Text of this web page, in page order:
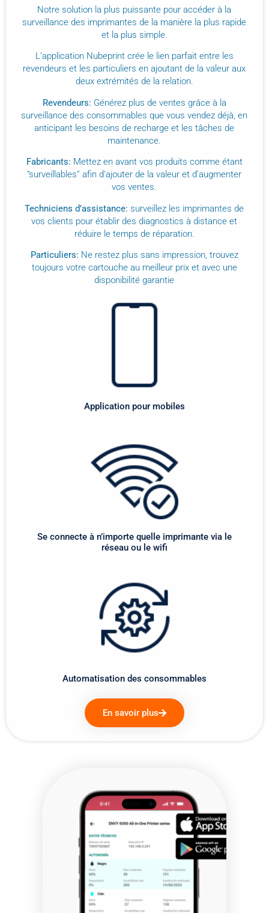
Notre solution la plus puissante pour accéder à la
surveillance des imprimantes de la manière la plus rapide
et la plus simple.
L’application Nubeprint crée le lien parfait entre les
revendeurs et les particuliers en ajoutant de la valeur aux
deux extrémités de la relation.
Revendeurs: Générez plus de ventes grâce à la
surveillance des consommables que vous vendez déjà, en
anticipant les besoins de recharge et les tâches de
maintenance.
Fabricants: Mettez en avant vos produits comme étant
“surveillables” afin d’ajouter de la valeur et d’augmenter
vos ventes.
Techniciens d’assistance: surveillez les imprimantes de
vos clients pour établir des diagnostics à distance et
réduire le temps de réparation.
Particuliers: Ne restez plus sans impression, trouvez
toujours votre cartouche au meilleur prix et avec une
disponibilité garantie
Application pour mobiles
Se connecte à n’importe quelle imprimante via le
réseau ou le wifi
Automatisation des consommables
En savoir plus